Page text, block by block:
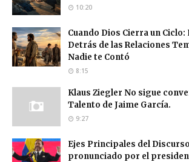
10:20
Cuando Dios Cierra un Ciclo:
Detrás de las Relaciones
Nadie te Contó
8:15
Klaus Ziegler No sigue
Talento de Jaime García.
9:27
Ejes Principales del
pronunciado por el